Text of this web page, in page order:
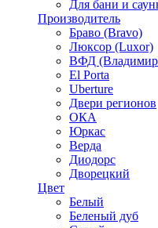
Для бани и
Производитель
Браво (Bravo)
Люксор (Luxor)
ВФД
El Porta
Uberture
Двери регионов
ОКА
Юркас
Верда
Диодорс
Дворецкий
Цвет
Белый
Беленый дуб